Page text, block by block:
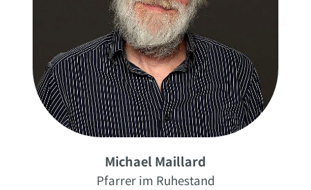
Michael Maillard
Pfarrer im Ruhestand